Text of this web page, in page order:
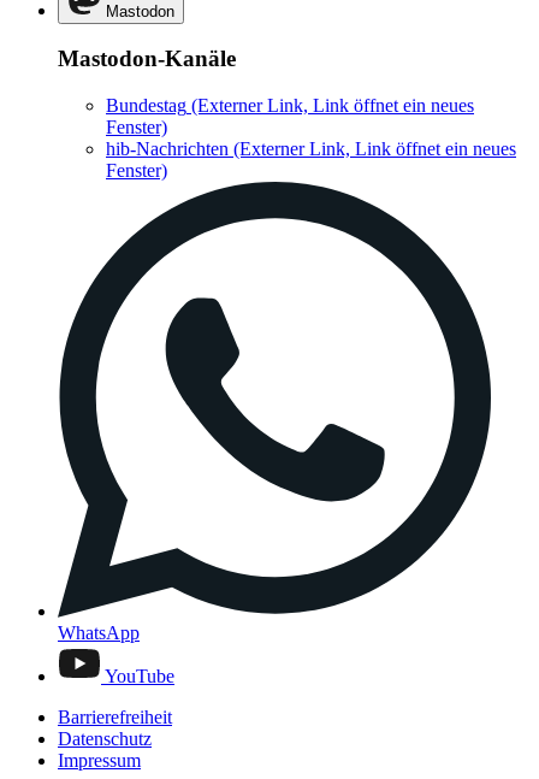
Mastodon
Mastodon-Kanäle
Bundestag (Externer Link, Link öffnet ein neues
Fenster)
hib-Nachrichten (Externer Link, Link öffnet ein neues
Fenster)
WhatsApp
YouTube
Barrierefreiheit
Datenschutz
Impressum